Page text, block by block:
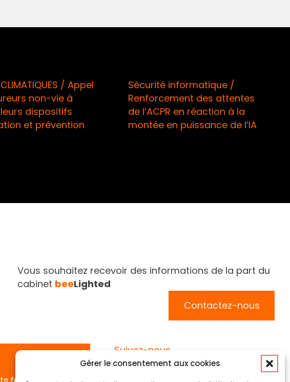
Gérer le consentement aux cookies
CLIMATIQUES / Appel
non-vie à
dispositifs
et prévention
Sécurité informatique /
Renforcement des attentes
de l’ACPR en réaction à la
montée en puissance de l’IA
Vous souhaitez recevoir des informations de la part du
cabinet beeLighted
Contactez-nous
Suivez-nous